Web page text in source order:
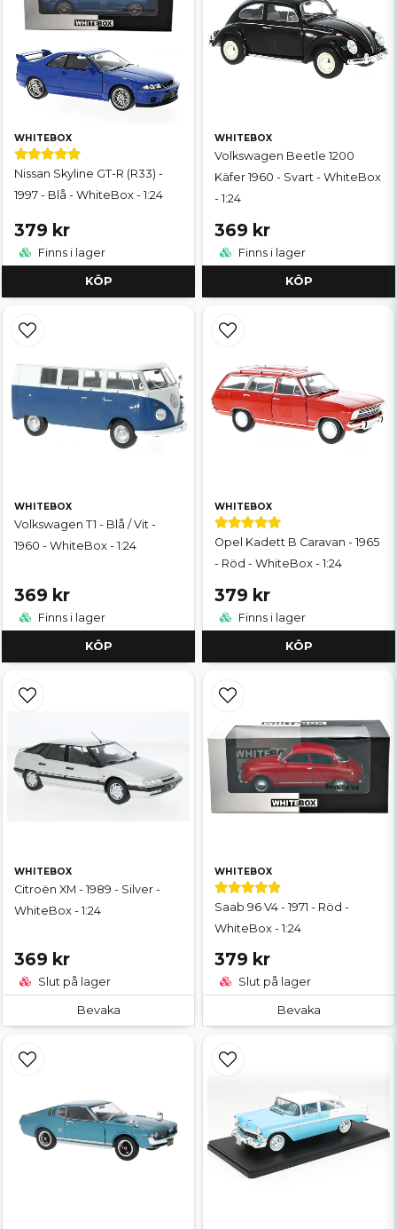
WHITEBOX
Nissan Skyline GT-R (R33) -
1997 - Blå - WhiteBox - 1:24
379 kr
Finns i lager
KÖP
WHITEBOX
Volkswagen Beetle 1200
Käfer 1960 - Svart - WhiteBox
- 1:24
369 kr
Finns i lager
KÖP
WHITEBOX
Volkswagen T1 - Blå / Vit -
1960 - WhiteBox - 1:24
369 kr
Finns i lager
KÖP
WHITEBOX
Opel Kadett B Caravan - 1965
- Röd - WhiteBox - 1:24
379 kr
Finns i lager
KÖP
WHITEBOX
Citroën XM - 1989 - Silver -
WhiteBox - 1:24
369 kr
Slut på lager
Bevaka
WHITEBOX
Saab 96 V4 - 1971 - Röd -
WhiteBox - 1:24
379 kr
Slut på lager
Bevaka